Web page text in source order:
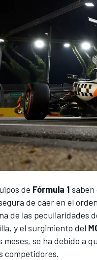
de Fórmula 1
de caer en el
de las peculiaridades
y el surgimiento del
meses, se ha debido a
competidores.